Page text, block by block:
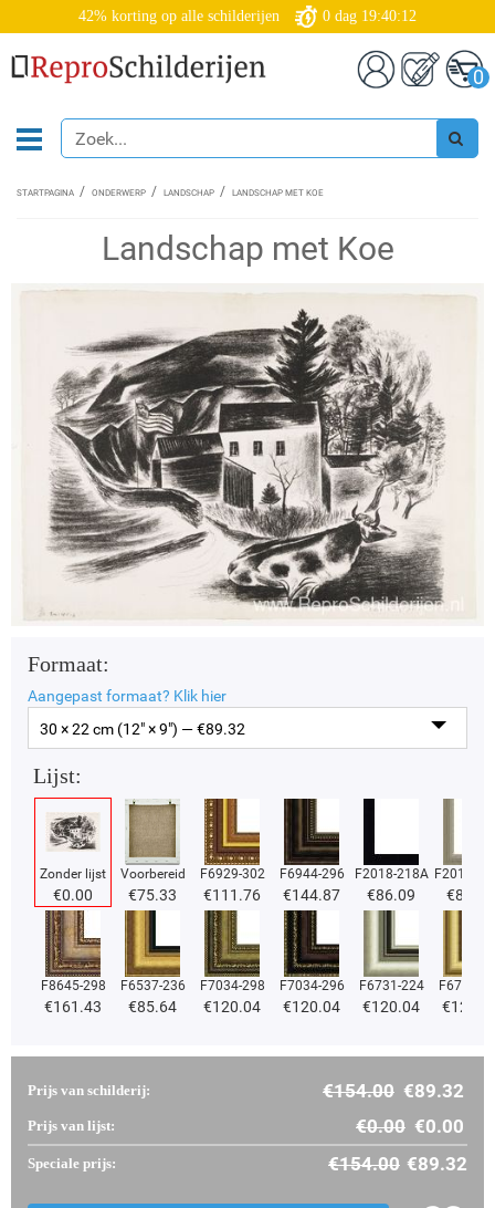
42% korting op alle schilderijen 0 dag 19:40:12
0
STARTPAGINA ONDERWERP LANDSCHAP LANDSCHAP MET KOE
Landschap met Koe
Formaat:
Aangepast formaat? Klik hier
30 × 22 cm (12" × 9") — €89.32
Lijst:
Zonder lijst
€0.00
Voorbereid
€75.33
F6929-302
€111.76
F6944-296
€144.87
F2018-218A
€86.09
F2018-
€86.09
F8645-298
€161.43
F6537-236
€85.64
F7034-298
€120.04
F7034-296
€120.04
F6731-224
€120.04
F6731-
€
Prijs van schilderij: €154.00 €89.32
Prijs van lijst: €0.00 €0.00
Speciale prijs: €154.00 €89.32